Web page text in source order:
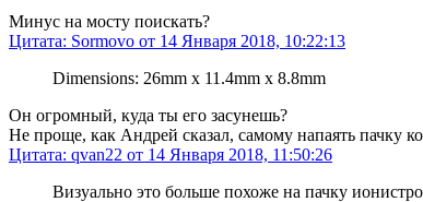
Минус на мосту поискать?
Цитата: Sormovo от 14 Января 2018, 10:22:13
Dimensions: 26mm x 11.4mm x 8.8mm
Он огромный, куда ты его засунешь?
Не проще, как Андрей сказал, самому напаять пачку
Цитата: qvan22 от 14 Января 2018, 11:50:26
Визуально это больше похоже на пачку